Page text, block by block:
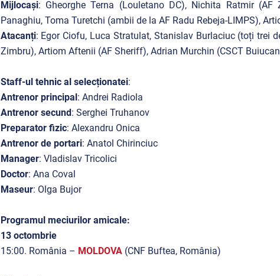
Mijlocași: Gheorghe Terna (Louletano DC), Nichita Ratmir
Panaghiu, Toma Turetchi (ambii de la AF Radu Rebeja-LIMPS),
Atacanți: Egor Ciofu, Luca Stratulat, Stanislav Burlaciuc (toți trei
Zimbru), Artiom Aftenii (AF Sheriff), Adrian Murchin (CSCT
Staff-ul tehnic al selecționatei:
Antrenor principal: Andrei Radiola
Antrenor secund: Serghei Truhanov
Preparator fizic: Alexandru Onica
Antrenor de portari: Anatol Chirinciuc
Manager: Vladislav Tricolici
Doctor: Ana Coval
Maseur: Olga Bujor
Programul meciurilor amicale:
13 octombrie
15:00. România – MOLDOVA(CNF Buftea, România)